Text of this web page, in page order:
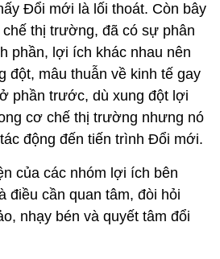
Đổi mới là lối thoát. Còn bây
thị trường, đã có sự phân
phần, lợi ích khác nhau nên
đột, mâu thuẫn về kinh tế gay
phần trước, dù xung đột lợi
cơ chế thị trường nhưng nó
động đến tiến trình Đổi mới.
của các nhóm lợi ích bên
điều cần quan tâm, đòi hỏi
nhạy bén và quyết tâm đổi